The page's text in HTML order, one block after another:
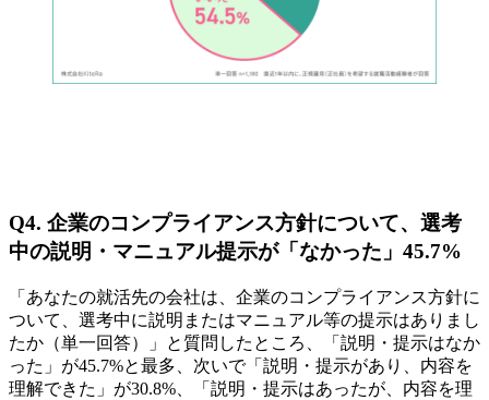
Q4. 企業のコンプライアンス方針について、選考
中の説明・マニュアル提示が「なかった」45.7%
「あなたの就活先の会社は、企業のコンプライアンス方針に
ついて、選考中に説明またはマニュアル等の提示はありまし
たか（単一回答）」と質問したところ、「説明・提示はなか
った」が45.7%と最多、次いで「説明・提示があり、内容を
理解できた」が30.8%、「説明・提示はあったが、内容を理